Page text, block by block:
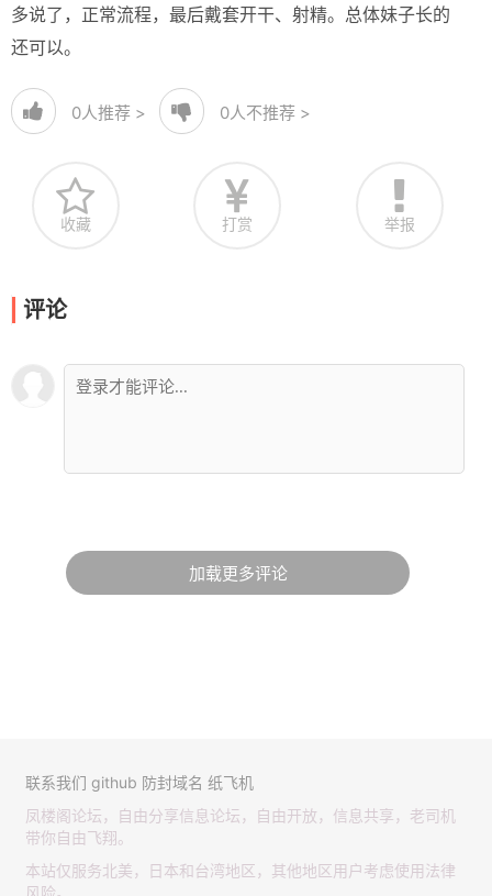
多说了，正常流程，最后戴套开干、射精。总体妹子长的
还可以。
0人推荐 > 0人不推荐 >
收藏 打赏 举报
评论
加载更多评论
联系我们 github 防封域名 纸飞机
凤楼阁论坛，自由分享信息论坛，自由开放，信息共享，老司机
带你自由飞翔。
本站仅服务北美，日本和台湾地区，其他地区用户考虑使用法律
风险。